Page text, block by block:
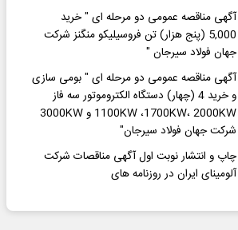
آگهی مناقصه عمومی دو مرحله ای " خرید
5,000 (پنج هزار) تن فروسیلیکو منگنز شرکت
جهان فولاد سیرجان "
آگهی مناقصه عمومی دو مرحله ای " بومی سازی
و خرید 4 (چهار) دستگاه الکتروموتور سه فاز
1100KW ،1700KW، 2000KW و 3000KW
شرکت جهان فولاد سیرجان"
چاپ و انتشار نوبت اول آگهی مناقصات شرکت
آلومینای ایران در روزنامه های